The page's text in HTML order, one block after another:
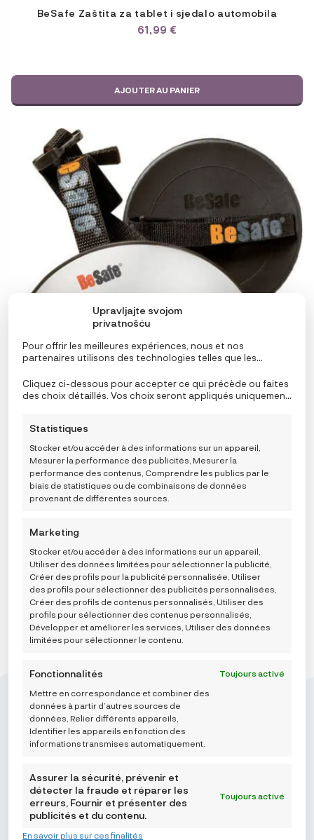
Upravljajte svojom
privatnošću
Pour offrir les meilleures expériences, nous et nos
partenaires utilisons des technologies telles que les
l’appareil. Le consentement à ces technologies nous
permettra, ainsi qu’à nos partenaires, de traiter des
données personnelles telles que le comportement de
publicités (non-) personnalisées. Ne pas consentir ou
fonctionnalités et fonctions.
Cliquez ci-dessous pour accepter ce qui précède ou faites
des choix détaillés. Vos choix seront appliqués uniquement
utilisant les boutons de la politique de cookies, ou en
cliquant sur l’onglet de gestion du consentement en bas de
l’écran.
Statistiques
Stocker et/ou accéder à des informations sur un appareil,
Mesurer la performance des publicités, Mesurer la
performance des contenus, Comprendre les publics par le
biais de statistiques ou de combinaisons de données
provenant de différentes sources.
Marketing
Stocker et/ou accéder à des informations sur un appareil,
Utiliser des données limitées pour sélectionner la publicité,
Créer des profils pour la publicité personnalisée, Utiliser
des profils pour sélectionner des publicités personnalisées,
Créer des profils de contenus personnalisés, Utiliser des
profils pour sélectionner des contenus personnalisés,
Développer et améliorer les services, Utiliser des données
limitées pour sélectionner le contenu.
Fonctionnalités
Toujours activé
Mettre en correspondance et combiner des
données à partir d’autres sources de
données, Relier différents appareils,
Identifier les appareils en fonction des
informations transmises automatiquement.
Assurer la sécurité, prévenir et
détecter la fraude et réparer les
erreurs, Fournir et présenter des
publicités et du contenu.
Toujours activé
En savoir plus sur ces finalités
BeSafe Zaštita za tablet i sjedalo automobila
61,99 €
AJOUTER AU PANIER
BeSafe ogledalo
16,99€
AJOUTER AU PANIER
Mikroedra d.o.o.
info@najnaj.eu
TIPS